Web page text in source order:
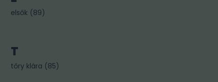
elsők (89)
T
tőry klára (85)